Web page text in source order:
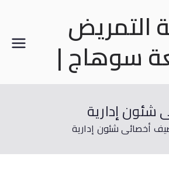
التمريض
سوهاج |
إدارية
أخصائى شئون إدارية